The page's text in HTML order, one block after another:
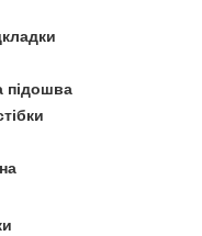
підошва